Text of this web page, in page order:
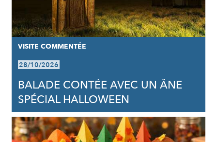
VISITE COMMENTÉE
28/10/2026
BALADE CONTÉE AVEC UN ÂNE
SPÉCIAL HALLOWEEN